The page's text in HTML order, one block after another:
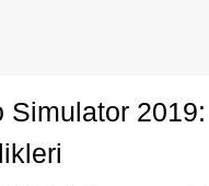
Simulator 2019: